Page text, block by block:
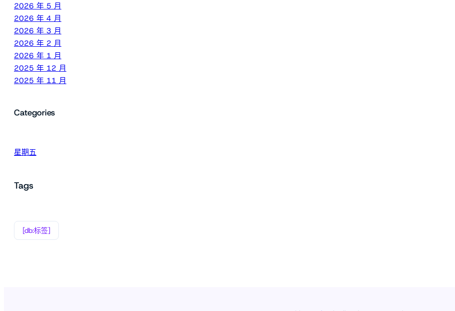
2026 年 5 月
2026 年 4 月
2026 年 3 月
2026 年 2 月
2026 年 1 月
2025 年 12 月
2025 年 11 月
Categories
星期五
Tags
[db:标签]